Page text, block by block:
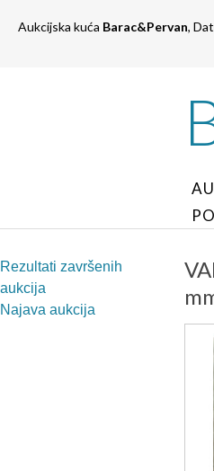
Aukcijska kuća Barac&Pervan,
Rezultati završenih
aukcija
Najava aukcija